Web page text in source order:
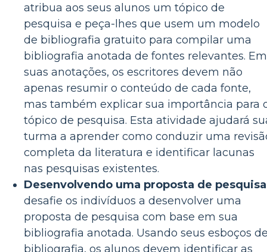
atribua aos seus alunos um tópico de
pesquisa e peça-lhes que usem um modelo
de bibliografia gratuito para compilar uma
bibliografia anotada de fontes relevantes. Em
suas anotações, os escritores devem não
apenas resumir o conteúdo de cada fonte,
mas também explicar sua importância para
tópico de pesquisa. Esta atividade ajudará
turma a aprender como conduzir uma
completa da literatura e identificar lacunas
nas pesquisas existentes.
Desenvolvendo uma proposta de
desafie os indivíduos a desenvolver uma
proposta de pesquisa com base em sua
bibliografia anotada. Usando seus esboços
bibliografia, os alunos devem identificar as